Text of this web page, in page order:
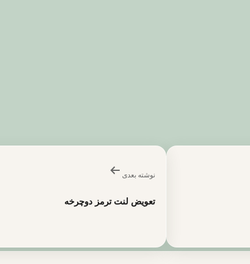
نوشته بعدی
تعویض لنت ترمز دوچرخه